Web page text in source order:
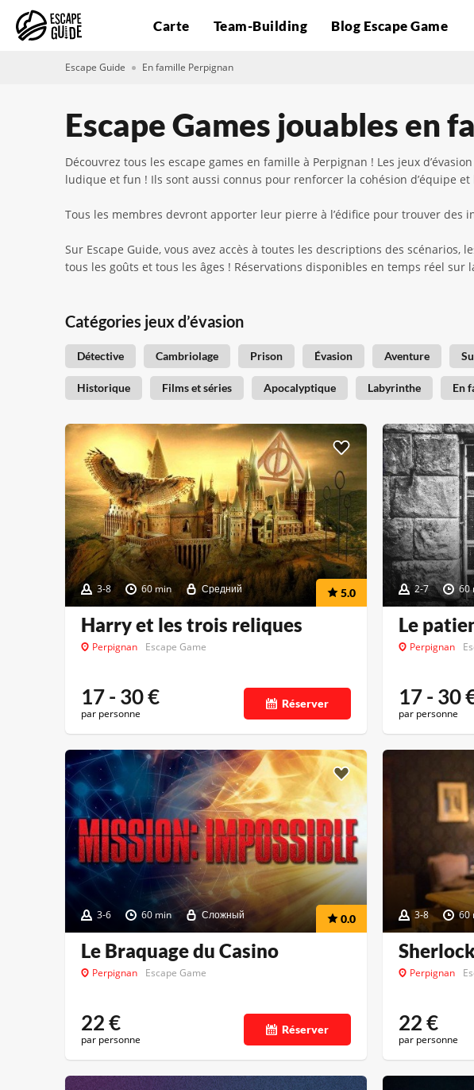
Carte Team-Building Blog Escape Game
Escape Guide En famille Perpignan
Escape Games jouables en
Découvrez tous les escape games en famille à Perpignan ! Les jeux
ludique et fun ! Ils sont aussi connus pour renforcer la cohésion d’équipe
Tous les membres devront apporter leur pierre à l’édifice pour trouver
Sur Escape Guide, vous avez accès à toutes les descriptions des
tous les goûts et tous les âges ! Réservations disponibles en temps réel sur
Catégories jeux d’évasion
Détective Cambriolage Prison Évasion Aventure
Historique Films et séries Apocalyptique Labyrinthe En
3-8 60 min Средний 5.0
Harry et les trois reliques
Perpignan Escape Game
17 - 30€
par personne
Réserver
2-7 60
Le
Perpignan
17 - 30
par personne
3-6 60 min Сложный 0.0
Le Braquage du Casino
Perpignan Escape Game
22€
par personne
Réserver
3-8 60
Perpignan
22€
par personne